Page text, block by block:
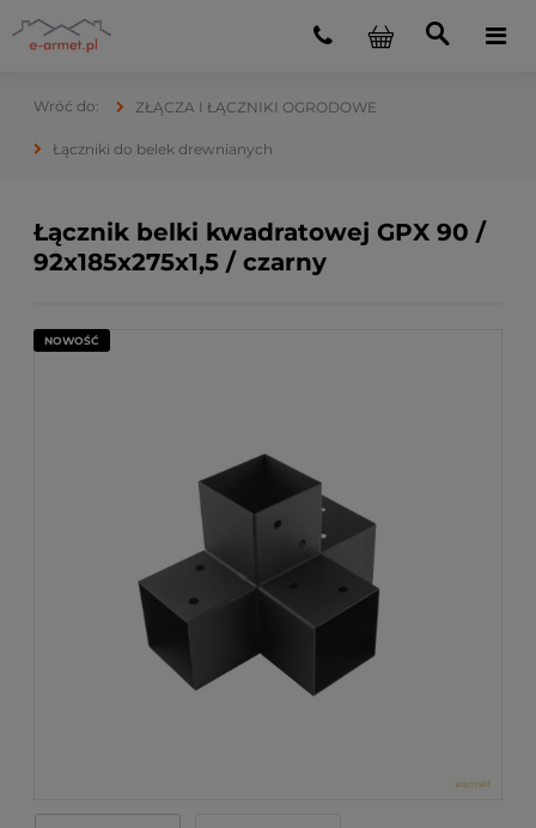
ZŁĄCZA I ŁĄCZNIKI OGRODOWE
Łączniki do belek drewnianych
Łącznik belki kwadratowej GPX 90 /
92x185x275x1,5 / czarny
NOWOŚĆ